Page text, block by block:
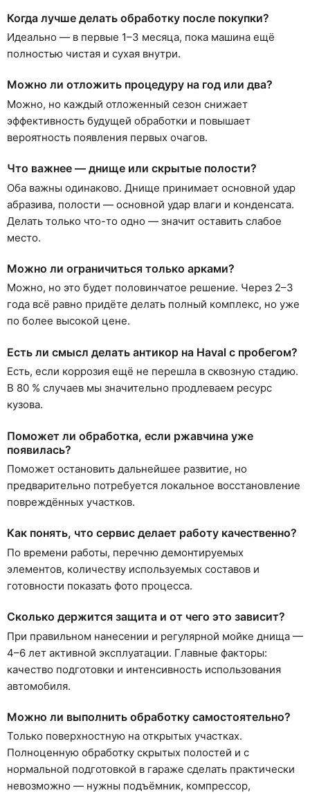
Когда лучше делать обработку после покупки?
Идеально — в первые 1–3 месяца, пока машина ещё
полностью чистая и сухая внутри.
Можно ли отложить процедуру на год или два?
Можно, но каждый отложенный сезон снижает
эффективность будущей обработки и повышает
вероятность появления первых очагов.
Что важнее — днище или скрытые полости?
Оба важны одинаково. Днище принимает основной удар
абразива, полости — основной удар влаги и конденсата.
Делать только что-то одно — значит оставить слабое
место.
Можно ли ограничиться только арками?
Можно, но это будет половинчатое решение. Через 2–3
года всё равно придёте делать полный комплекс, но уже
по более высокой цене.
Есть ли смысл делать антикор на Haval с пробегом?
Есть, если коррозия ещё не перешла в сквозную стадию.
В 80 % случаев мы значительно продлеваем ресурс
кузова.
Поможет ли обработка, если ржавчина уже
появилась?
Поможет остановить дальнейшее развитие, но
предварительно потребуется локальное восстановление
повреждённых участков.
Как понять, что сервис делает работу качественно?
По времени работы, перечню демонтируемых
элементов, количеству используемых составов и
готовности показать фото процесса.
Сколько держится защита и от чего это зависит?
При правильном нанесении и регулярной мойке днища —
4–6 лет активной эксплуатации. Главные факторы:
качество подготовки и интенсивность использования
автомобиля.
Можно ли выполнить обработку самостоятельно?
Только поверхностную на открытых участках.
Полноценную обработку скрытых полостей и с
нормальной подготовкой в гараже сделать практически
невозможно — нужны подъёмник, компрессор,